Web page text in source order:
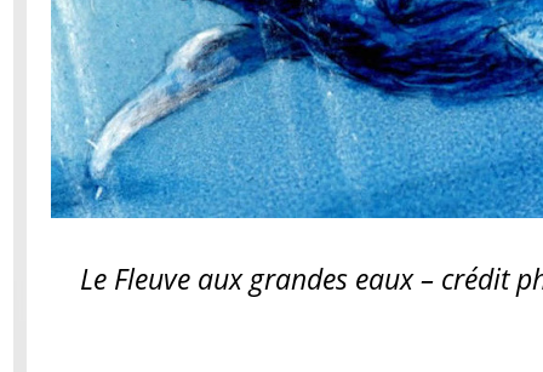
Le Fleuve aux grandes eaux – crédit